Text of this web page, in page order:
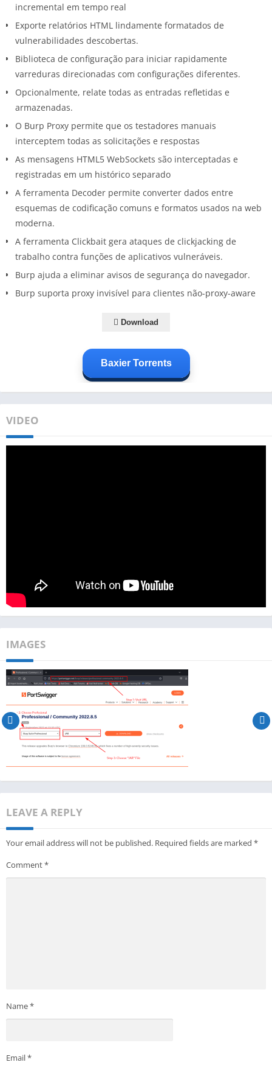
incremental em tempo real
Exporte relatórios HTML lindamente formatados de
vulnerabilidades descobertas.
Biblioteca de configuração para iniciar rapidamente
varreduras direcionadas com configurações diferentes.
Opcionalmente, relate todas as entradas refletidas e
armazenadas.
O Burp Proxy permite que os testadores manuais
interceptem todas as solicitações e respostas
As mensagens HTML5 WebSockets são interceptadas e
registradas em um histórico separado
A ferramenta Decoder permite converter dados entre
esquemas de codificação comuns e formatos usados na web
moderna.
A ferramenta Clickbait gera ataques de clickjacking de
trabalho contra funções de aplicativos vulneráveis.
Burp ajuda a eliminar avisos de segurança do navegador.
Burp suporta proxy invisível para clientes não-proxy-aware
Download
Baxier Torrents
VIDEO
IMAGES
LEAVE A REPLY
Your email address will not be published. Required fields are marked *
Comment*
Name*
Email*